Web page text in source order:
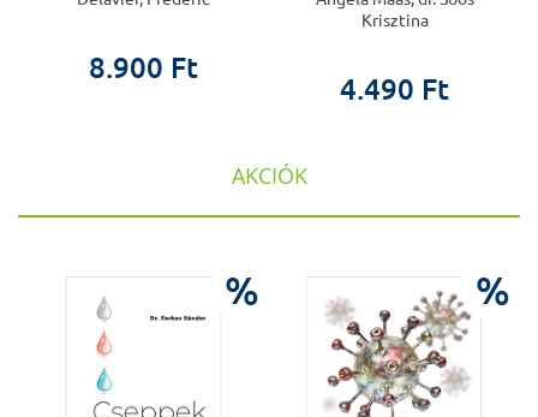
8.900 Ft
Krisztina
4.490 Ft
AKCIÓK
% %